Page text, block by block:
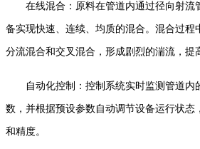
在线混合：原料在管道内通过径向射流
备实现快速、连续、均质的混合。混合过程
分流混合和交叉混合，形成剧烈的湍流，提
自动化控制：控制系统实时监测管道内
数，并根据预设参数自动调节设备运行状态
和精度。